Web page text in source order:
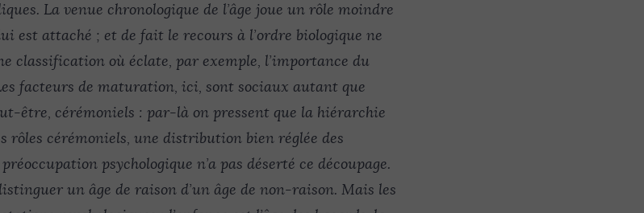
La venue chronologique de l’âge joue un rôle moindre
est attaché ; et de fait le recours à l’ordre biologique ne
classification où éclate, par exemple, l’importance du
facteurs de maturation, ici, sont sociaux autant que
être, cérémoniels : par-là on pressent que la hiérarchie
rôles cérémoniels, une distribution bien réglée des
psychologique n’a pas déserté ce découpage.
un âge de raison d’un âge de non-raison. Mais les